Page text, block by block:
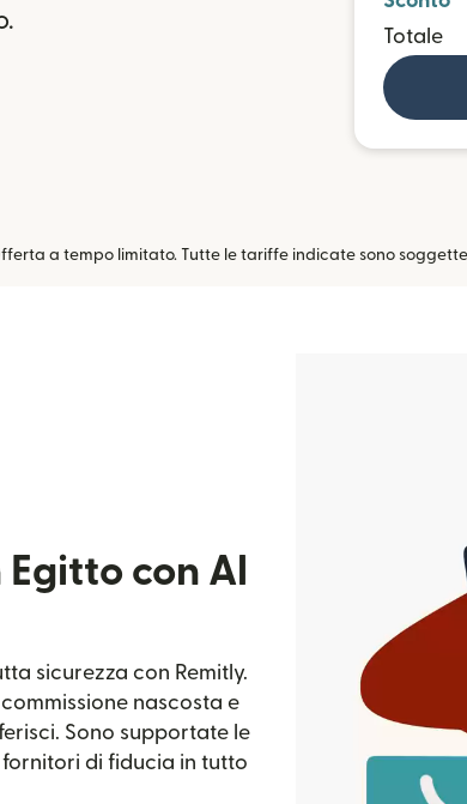
Totale
a tempo limitato. Tutte le tariffe indicate sono
con Al
sicurezza con Remitly.
nascosta e
Sono supportate le
di fiducia in tutto